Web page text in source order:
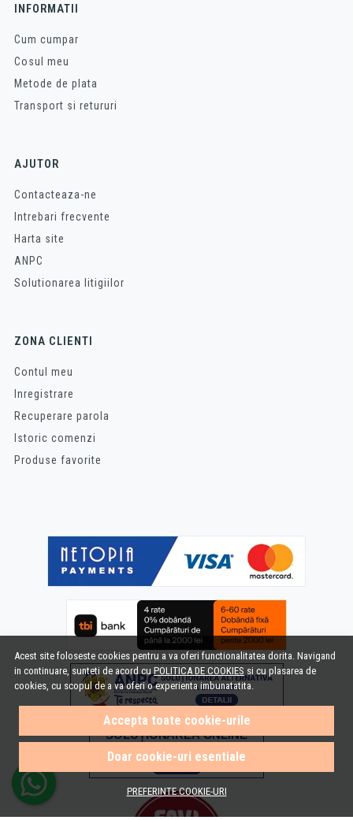
Acest site foloseste cookies pentru a va oferi functionalitatea dorita. Navigand
in continuare, sunteti de acord cuPOLITICA DE COOKIES si cu plasarea de
cookies, cu scopul de a va oferi o experienta imbunatatita.
Accepta toate cookie-urile
Doar cookie-uri esentiale
PREFERINTE COOKIE-URI
INFORMATII
Cum cumpar
Cosul meu
Metode de plata
Transport si retururi
AJUTOR
Contacteaza-ne
Intrebari frecvente
Harta site
ANPC
Solutionarea litigiilor
ZONA CLIENTI
Contul meu
Inregistrare
Recuperare parola
Istoric comenzi
Produse favorite